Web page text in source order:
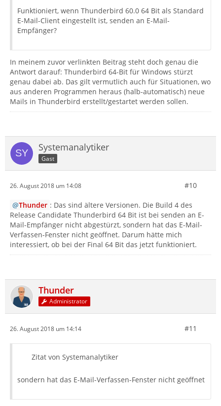
Funktioniert, wenn Thunderbird 60.0 64 Bit als Standard
E-Mail-Client eingestellt ist, senden an E-Mail-
Empfänger?
In meinem zuvor verlinkten Beitrag steht doch genau die
Antwort darauf: Thunderbird 64-Bit für Windows stürzt
genau dabei ab. Das gilt vermutlich auch für Situationen, wo
aus anderen Programmen heraus (halb-automatisch) neue
Mails in Thunderbird erstellt/gestartet werden sollen.
Systemanalytiker
Gast
26. August 2018 um 14:08 #10
Thunder : Das sind ältere Versionen. Die Build 4 des
Release Candidate Thunderbird 64 Bit ist bei senden an E-
Mail-Empfänger nicht abgestürzt, sondern hat das E-Mail-
Verfassen-Fenster nicht geöffnet. Darum hätte mich
interessiert, ob bei der Final 64 Bit das jetzt funktioniert.
Thunder
Administrator
26. August 2018 um 14:14 #11
Zitat von Systemanalytiker
sondern hat das E-Mail-Verfassen-Fenster nicht geöffnet